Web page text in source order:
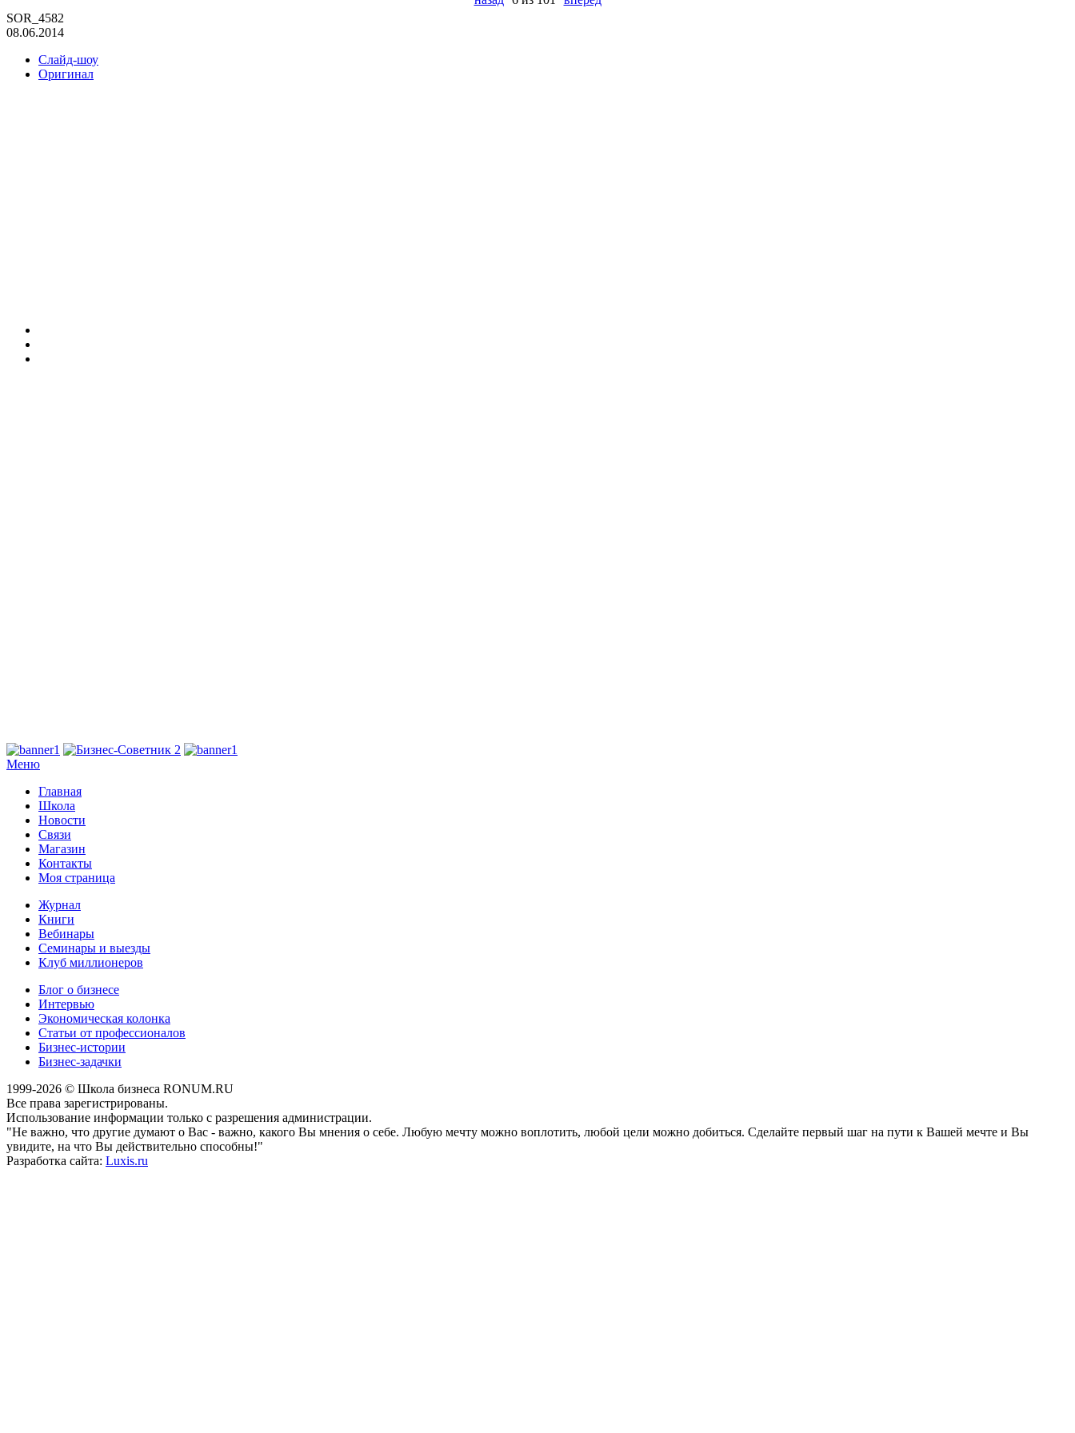
SOR_4582
08.06.2014
Слайд-шоу
Оригинал
Меню
Главная
Школа
Новости
Связи
Магазин
Контакты
Моя страница
Журнал
Книги
Вебинары
Семинары и выезды
Клуб миллионеров
Блог о бизнесе
Интервью
Экономическая колонка
Статьи от профессионалов
Бизнес-истории
Бизнес-задачки
1999-2026 © Школа бизнеса RONUM.RU
Все права зарегистрированы.
Использование информации только с разрешения администрации.
"Не важно, что другие думают о Вас - важно, какого Вы мнения о себе. Любую мечту можно воплотить, любой цели можно добиться. Сделайте первый шаг на пути к Вашей мечте и Вы
увидите, на что Вы действительно способны!"
Разработка сайта: Luxis.ru